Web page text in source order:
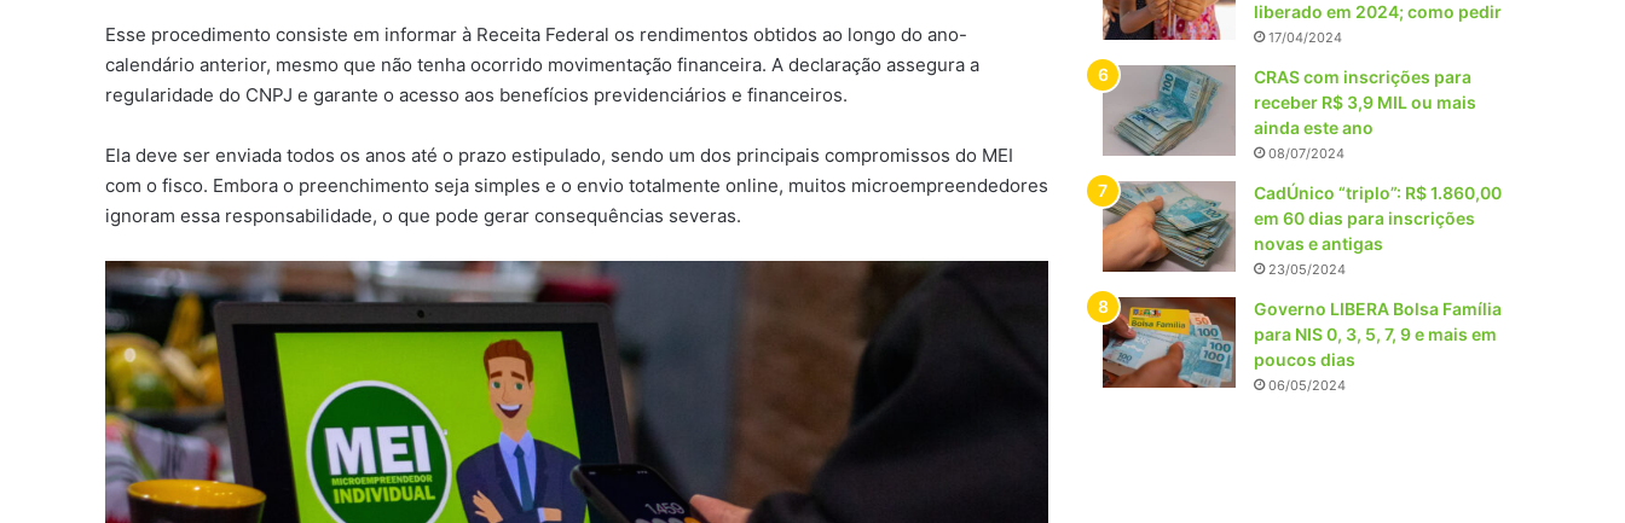
Esse procedimento consiste em informar à Receita Federal os rendimentos obtidos ao longo do ano-
calendário anterior, mesmo que não tenha ocorrido movimentação financeira. A declaração assegura a
regularidade do CNPJ e garante o acesso aos benefícios previdenciários e financeiros.
Ela deve ser enviada todos os anos até o prazo estipulado, sendo um dos principais compromissos do MEI
com o fisco. Embora o preenchimento seja simples e o envio totalmente online, muitos microempreendedores
ignoram essa responsabilidade, o que pode gerar consequências severas.
liberado em 2024; como pedir
17/04/2024
CRAS com inscrições para
receber R$ 3,9 MIL ou mais
ainda este ano
08/07/2024
CadÚnico “triplo”: R$ 1.860,00
em 60 dias para inscrições
novas e antigas
23/05/2024
Governo LIBERA Bolsa Família
para NIS 0, 3, 5, 7, 9 e mais em
poucos dias
06/05/2024